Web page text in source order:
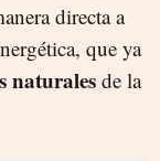
directa a
que ya
naturales de la